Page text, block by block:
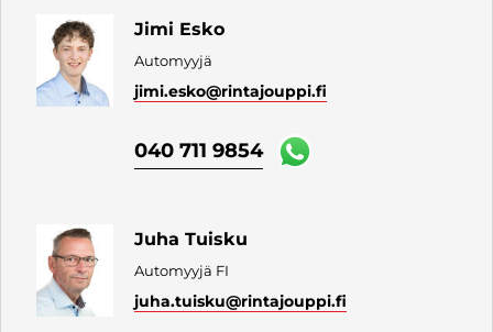
Jimi Esko
Automyyjä
jimi.esko@rintajouppi.fi
040 711 9854
Juha Tuisku
Automyyjä FI
juha.tuisku@rintajouppi.fi